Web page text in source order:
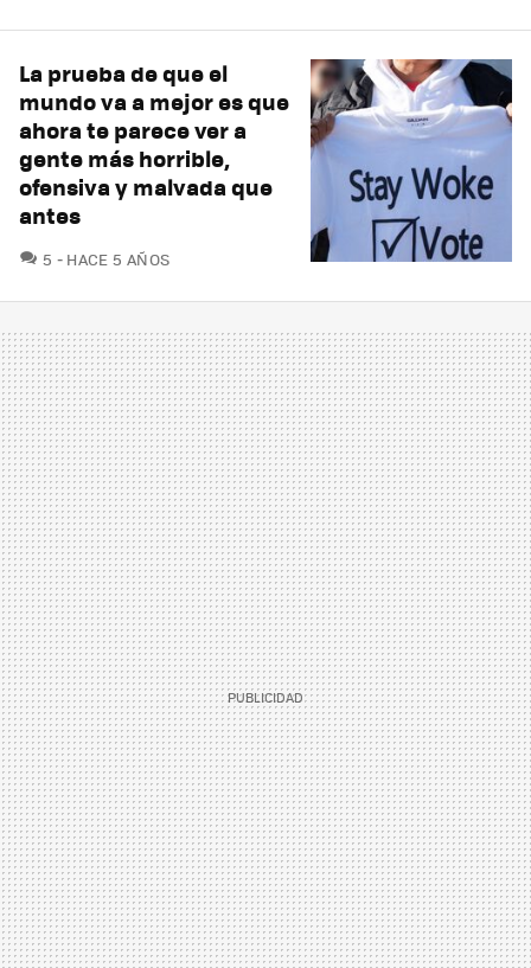
La prueba de que el
mundo va a mejor es que
ahora te parece ver a
gente más horrible,
ofensiva y malvada que
antes
5 COMENTARIOS
HACE 5 AÑOS